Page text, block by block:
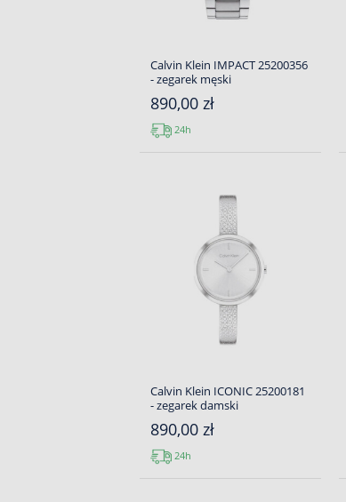
Calvin Klein IMPACT 25200356
- zegarek męski
890,00 zł
24h
Calvin Klein ICONIC 25200181
- zegarek damski
890,00 zł
24h